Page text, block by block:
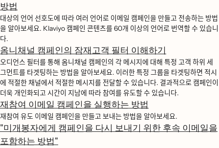
방법
대상의 언어 선호도에 따라 여러 언어로 이메일 캠페인을 만들고 전송하는 방법
을 알아보세요. Klaviyo 캠페인 콘텐츠를 60개 이상의 언어로 번역할 수 있습니
다.
옴니채널 캠페인의 잠재고객 필터 이해하기
오디언스 필터를 통해 옴니채널 캠페인의 각 메시지에 대해 특정 고객 하위 세
그먼트를 타겟팅하는 방법을 알아보세요. 이러한 특정 그룹을 타겟팅하면 적시
에 적절한 채널에서 적절한 메시지를 전달할 수 있습니다. 결과적으로 캠페인이
더욱 개인화되고 시간이 지남에 따라 참여를 유도할 수 있습니다.
재참여 이메일 캠페인을 실행하는 방법
재참여 유도 이메일 캠페인을 만들고 보내는 방법을 알아보세요.
"미개봉자에게 캠페인을 다시 보내기 위한 후속 이메일을
포함하는 방법"